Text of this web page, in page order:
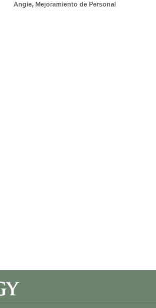
Angie, Mejoramiento de Personal